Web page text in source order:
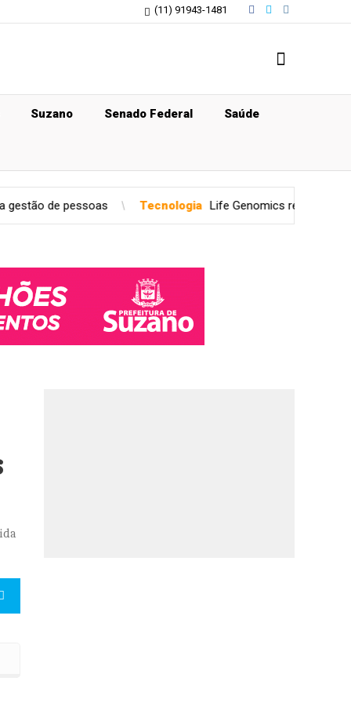
(11) 91943-1481
Suzano Senado Federal Saúde
Tecnologia Life Genomics recebe reconhecimento
de pessoas autistas